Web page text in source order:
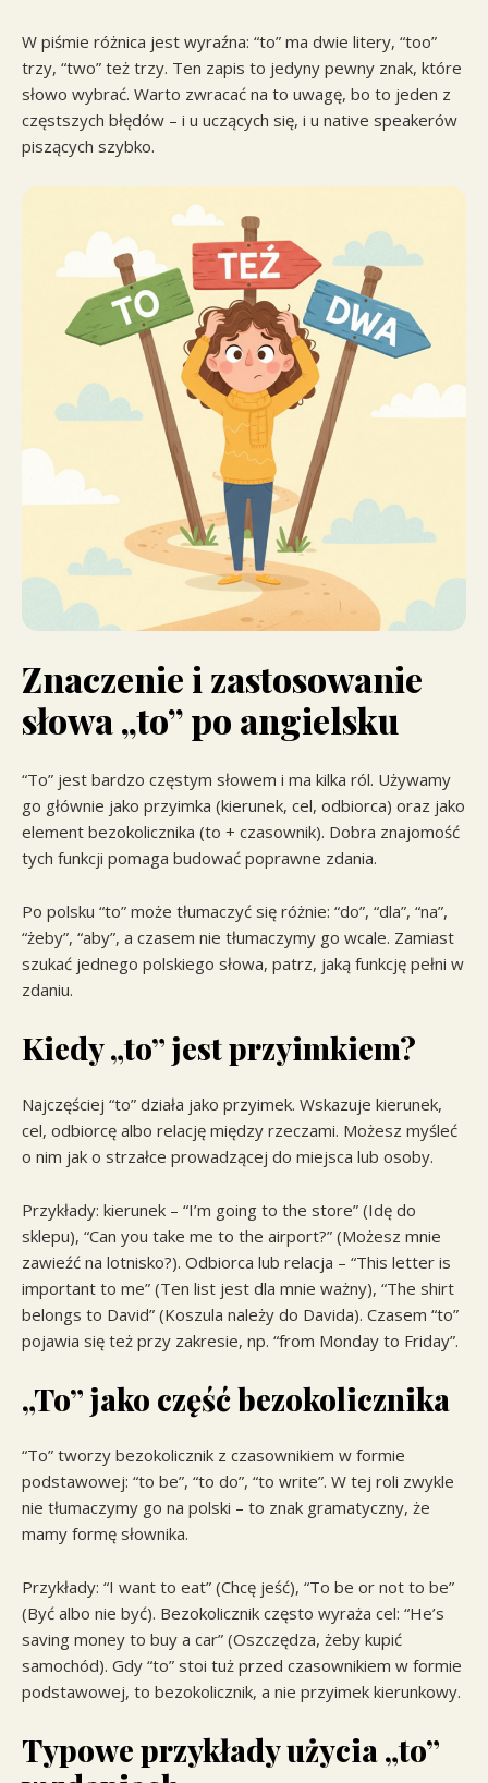
W piśmie różnica jest wyraźna: “to” ma dwie litery, “too”
trzy, “two” też trzy. Ten zapis to jedyny pewny znak, które
słowo wybrać. Warto zwracać na to uwagę, bo to jeden z
częstszych błędów – i u uczących się, i u native speakerów
piszących szybko.
Znaczenie i zastosowanie
słowa „to” po angielsku
“To” jest bardzo częstym słowem i ma kilka ról. Używamy
go głównie jako przyimka (kierunek, cel, odbiorca) oraz jako
element bezokolicznika (to + czasownik). Dobra znajomość
tych funkcji pomaga budować poprawne zdania.
Po polsku “to” może tłumaczyć się różnie: “do”, “dla”, “na”,
“żeby”, “aby”, a czasem nie tłumaczymy go wcale. Zamiast
szukać jednego polskiego słowa, patrz, jaką funkcję pełni w
zdaniu.
Kiedy „to” jest przyimkiem?
Najczęściej “to” działa jako przyimek. Wskazuje kierunek,
cel, odbiorcę albo relację między rzeczami. Możesz myśleć
o nim jak o strzałce prowadzącej do miejsca lub osoby.
Przykłady: kierunek – “I’m going to the store” (Idę do
sklepu), “Can you take me to the airport?” (Możesz mnie
zawieźć na lotnisko?). Odbiorca lub relacja – “This letter is
important to me” (Ten list jest dla mnie ważny), “The shirt
belongs to David” (Koszula należy do Davida). Czasem “to”
pojawia się też przy zakresie, np. “from Monday to Friday”.
„To” jako część bezokolicznika
“To” tworzy bezokolicznik z czasownikiem w formie
podstawowej: “to be”, “to do”, “to write”. W tej roli zwykle
nie tłumaczymy go na polski – to znak gramatyczny, że
mamy formę słownika.
Przykłady: “I want to eat” (Chcę jeść), “To be or not to be”
(Być albo nie być). Bezokolicznik często wyraża cel: “He’s
saving money to buy a car” (Oszczędza, żeby kupić
samochód). Gdy “to” stoi tuż przed czasownikiem w formie
podstawowej, to bezokolicznik, a nie przyimek kierunkowy.
Typowe przykłady użycia „to”